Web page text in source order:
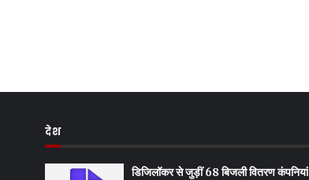
देश
डिजिलॉकर से जुड़ीं 68 बिजली वितरण कंपनियां